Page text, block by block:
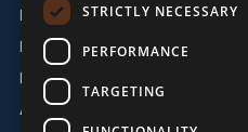
Kontakt
Impressum
Datenschutzerklärung
AGB
STRICTLY NECESSARY
PERFORMANCE
TARGETING